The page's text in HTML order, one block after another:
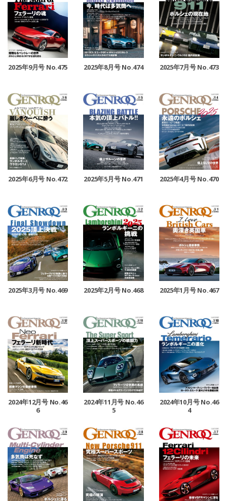
2025年9月号 No.475 2025年8月号 No.474 2025年7月号 No.473
2025年6月号 No.472 2025年5月号 No.471 2025年4月号 No.470
2025年3月号 No.469 2025年2月号 No.468 2025年1月号 No.467
2024年12月号 No.46
6
2024年11月号 No.46
5
2024年10月号 No.46
4